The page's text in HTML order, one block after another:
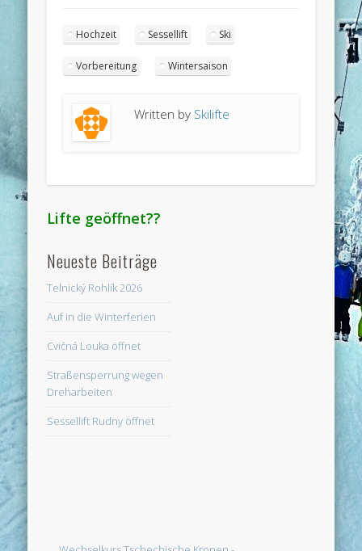
Hochzeit Sessellift Ski
Vorbereitung Wintersaison
Written by Skilifte
Lifte geöffnet??
Neueste Beiträge
Telnický Rohlík 2026
Auf in die Winterferien
Cvičná Louka öffnet
Straßensperrung wegen
Dreharbeiten
Sessellift Rudny öffnet